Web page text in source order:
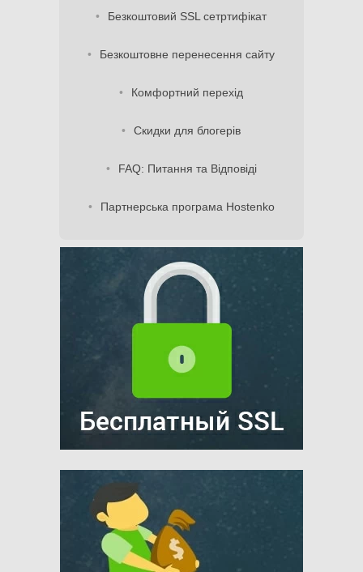
Безкоштовий SSL сетртифікат
Безкоштовне перенесення сайту
Комфортний перехід
Скидки для блогерів
FAQ: Питання та Відповіді
Партнерська програма Hostenko